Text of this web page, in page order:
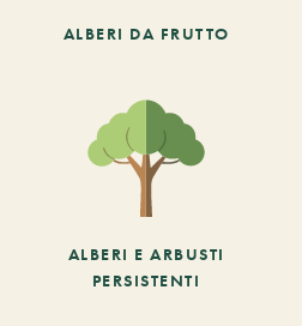
ALBERI DA FRUTTO
ALBERI E ARBUSTI
PERSISTENTI